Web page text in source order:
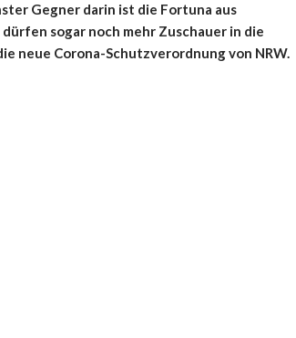
Gegner darin ist die Fortuna aus
sogar noch mehr Zuschauer in die
neue Corona-Schutzverordnung von NRW.